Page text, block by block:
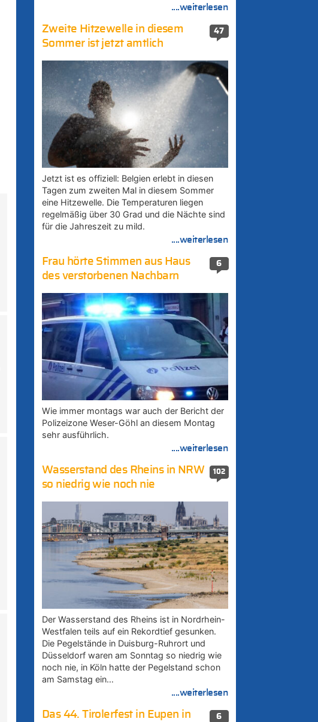
....weiterlesen
47
Zweite Hitzewelle in diesem
Sommer ist jetzt amtlich
Jetzt ist es offiziell: Belgien erlebt in diesen
Tagen zum zweiten Mal in diesem Sommer
eine Hitzewelle. Die Temperaturen liegen
regelmäßig über 30 Grad und die Nächte sind
für die Jahreszeit zu mild.
....weiterlesen
6
Frau hörte Stimmen aus Haus
des verstorbenen Nachbarn
Wie immer montags war auch der Bericht der
Polizeizone Weser-Göhl an diesem Montag
sehr ausführlich.
....weiterlesen
102
Wasserstand des Rheins in NRW
so niedrig wie noch nie
Der Wasserstand des Rheins ist in Nordrhein-
Westfalen teils auf ein Rekordtief gesunken.
Die Pegelstände in Duisburg-Ruhrort und
Düsseldorf waren am Sonntag so niedrig wie
noch nie, in Köln hatte der Pegelstand schon
am Samstag ein…
....weiterlesen
6
Das 44. Tirolerfest in Eupen in